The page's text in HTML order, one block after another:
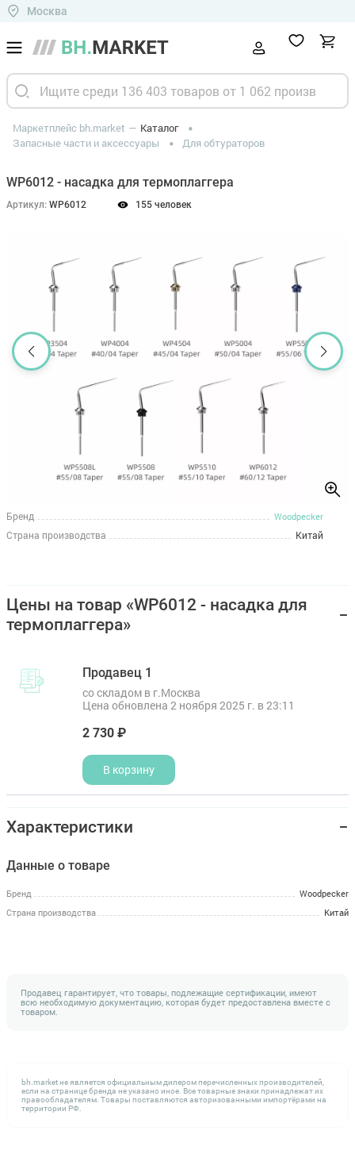
Москва
Маркетплейс bh.market
Каталог
Запасные части и аксессуары
Для обтураторов
WP6012 - насадка для термоплаггера
Артикул: WP6012 155 человек
Бренд Woodpecker
Страна производства Китай
Цены на товар «WP6012 - насадка для
термоплаггера»
Продавец 1
со складом в г.Москва
Цена обновлена 2 ноября 2025 г. в 23:11
2 730 ₽
В корзину
Характеристики
Данные о товаре
Бренд
Woodpecker
Страна производства
Китай
Продавец гарантирует, что товары, подлежащие сертификации, имеют
всю необходимую документацию, которая будет предоставлена вместе с
товаром.
bh.market не является официальным дилером перечисленных производителей,
если на странице бренда не указано иное. Все товарные знаки принадлежат их
правообладателям. Товары поставляются авторизованными импортёрами на
территории РФ.